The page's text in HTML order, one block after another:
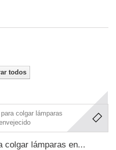
todos
colgar lámparas en...